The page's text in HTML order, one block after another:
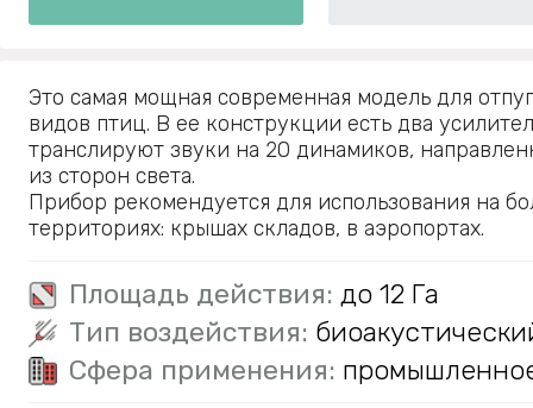
Это самая мощная современная модель для
видов птиц. В ее конструкции есть два
транслируют звуки на 20 динамиков,
из сторон света.
Прибор рекомендуется для использования на
территориях: крышах складов, в аэропортах.
Площадь действия: до 12 Га
Тип воздействия:
Сфера применения: